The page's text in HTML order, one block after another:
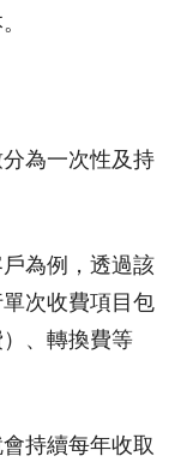
為一次性及持
為例，透過該
次收費項目包
、轉換費等
持續每年收取